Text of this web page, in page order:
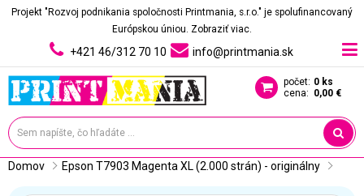
Projekt "Rozvoj podnikania spoločnosti Printmania, s.r.o." je spolufinancovaný
Európskou úniou. Zobraziť viac.
+421 46/312 70 10 info@printmania.sk
počet: 0 ks
cena: 0,00 €
Domov Epson T7903 Magenta XL (2.000 strán) - originálny